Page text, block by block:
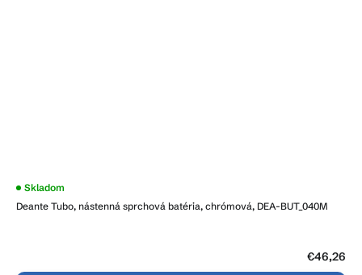
Deante Tubo, nástenná sprchová batéria, chrómová, DEA-BUT_040M
Skladom
€46,26